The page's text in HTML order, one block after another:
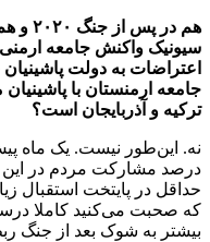
هم در
سیونیک واکنش جامعه ارمنی
اعتراضات به دولت
جامعه ارمنستان با
ترکیه و آذربایجان است؟
نه. این‌طور نیست. یک ماه
درصد مشارکت مردم در این
حداقل در پایتخت استقبال
که صحبت می‌کنید کاملا
بیشتر به شوک بعد از جنگ